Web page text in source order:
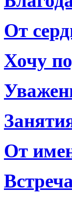
От
Хочу
От